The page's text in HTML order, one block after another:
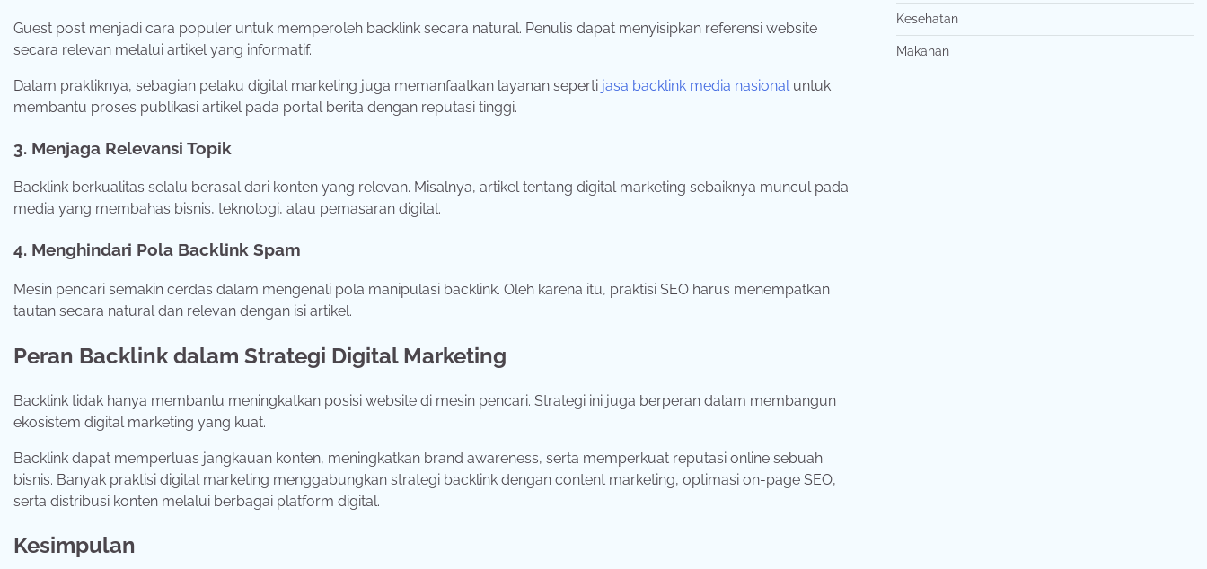
Guest post menjadi cara populer untuk memperoleh backlink secara natural. Penulis dapat menyisipkan referensi website
secara relevan melalui artikelyang informatif.
Dalam praktiknya, sebagian pelaku digital marketing juga memanfaatkan layanan seperti jasa backlink media nasional untuk
membantu proses publikasi artikel pada portal berita dengan reputasi tinggi.
3. Menjaga Relevansi Topik
Backlink berkualitas selalu berasaldari konten yang relevan. Misalnya, artikeltentang digital marketing sebaiknya muncul pada
media yang membahas bisnis, teknologi, atau pemasaran digital.
4. Menghindari Pola Backlink Spam
Mesin pencari semakin cerdas dalam mengenali pola manipulasi backlink. Oleh karena itu, praktisi SEO harus menempatkan
tautan secara natural dan relevan dengan isi artikel.
Peran Backlink dalam Strategi Digital Marketing
Backlink tidak hanya membantu meningkatkan posisi website di mesin pencari. Strategi ini juga berperan dalam membangun
ekosistem digital marketing yang kuat.
Backlink dapat memperluas jangkauan konten, meningkatkan brand awareness, serta memperkuat reputasi online sebuah
bisnis. Banyak praktisi digital marketing menggabungkan strategi backlink dengan content marketing, optimasi on-page SEO,
serta distribusi konten melalui berbagai platform digital.
Kesimpulan
Kesehatan
Makanan